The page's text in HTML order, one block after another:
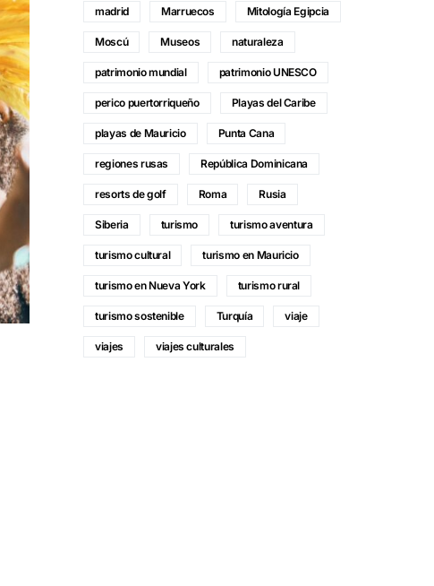
madrid Marruecos Mitología Egipcia
Moscú Museos naturaleza
patrimonio mundial patrimonio UNESCO
perico puertorriqueño Playas del Caribe
playas de Mauricio Punta Cana
regiones rusas República Dominicana
resorts de golf Roma Rusia
Siberia turismo turismo aventura
turismo cultural turismo en Mauricio
turismo en Nueva York turismo rural
turismo sostenible Turquía viaje
viajes viajes culturales